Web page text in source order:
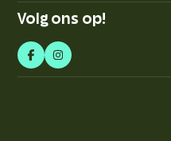
Volg ons op!